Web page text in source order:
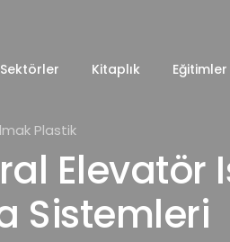
Sektörler Kitaplık Eğitimler
Plastik
Elevatör
Sistemleri